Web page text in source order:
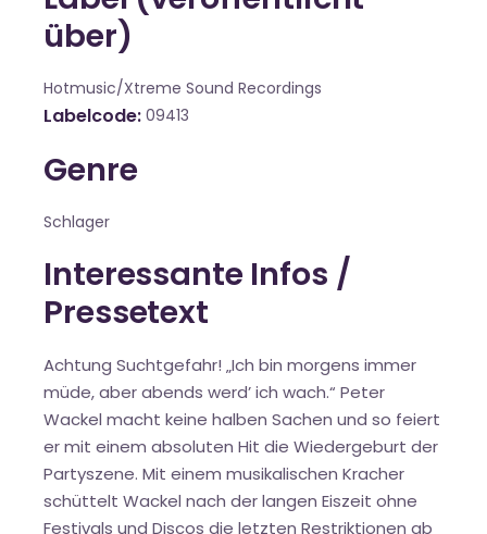
über)
Hotmusic/Xtreme Sound Recordings
Labelcode 09413
Genre
Schlager
Interessante Infos /
Pressetext
Achtung Suchtgefahr! „Ich bin morgens immer
müde, aber abends werd’ ich wach.“ Peter
Wackel macht keine halben Sachen und so feiert
er mit einem absoluten Hit die Wiedergeburt der
Partyszene. Mit einem musikalischen Kracher
schüttelt Wackel nach der langen Eiszeit ohne
Festivals und Discos die letzten Restriktionen ab